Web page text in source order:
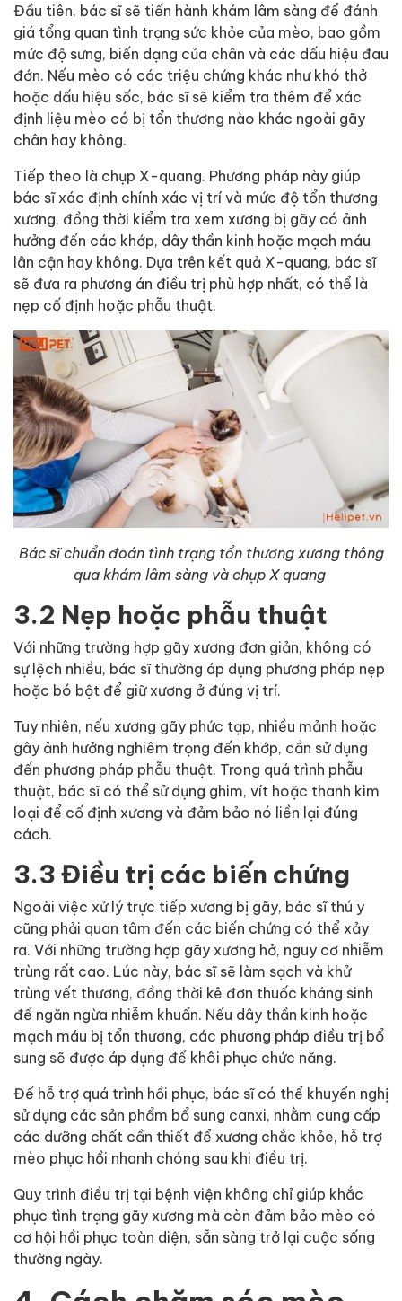
Đầu tiên, bác sĩ sẽ tiến hành khám lâm sàng để đánh
giá tổng quan tình trạng sức khỏe của mèo, bao gồm
mức độ sưng, biến dạng của chân và các dấu hiệu đau
đớn. Nếu mèo có các triệu chứng khác như khó thở
hoặc dấu hiệu sốc, bác sĩ sẽ kiểm tra thêm để xác
định liệu mèo có bị tổn thương nào khác ngoài gãy
chân hay không.
Tiếp theo là chụp X-quang. Phương pháp này giúp
bác sĩ xác định chính xác vị trí và mức độ tổn thương
xương, đồng thời kiểm tra xem xương bị gãy có ảnh
hưởng đến các khớp, dây thần kinh hoặc mạch máu
lân cận hay không. Dựa trên kết quả X-quang, bác sĩ
sẽ đưa ra phương án điều trị phù hợp nhất, có thể là
nẹp cố định hoặc phẫu thuật.
Bác sĩ chuẩn đoán tình trạng tổn thương xương thông
qua khám lâm sàng và chụp X quang
3.2 Nẹp hoặc phẫu thuật
Với những trường hợp gãy xương đơn giản, không có
sự lệch nhiều, bác sĩ thường áp dụng phương pháp nẹp
hoặc bó bột để giữ xương ở đúng vị trí.
Tuy nhiên, nếu xương gãy phức tạp, nhiều mảnh hoặc
gây ảnh hưởng nghiêm trọng đến khớp, cần sử dụng
đến phương pháp phẫu thuật. Trong quá trình phẫu
thuật, bác sĩ có thể sử dụng ghim, vít hoặc thanh kim
loại để cố định xương và đảm bảo nó liền lại đúng
cách.
3.3 Điều trị các biến chứng
Ngoài việc xử lý trực tiếp xương bị gãy, bác sĩ thú y
cũng phải quan tâm đến các biến chứng có thể xảy
ra. Với những trường hợp gãy xương hở, nguy cơ nhiễm
trùng rất cao. Lúc này, bác sĩ sẽ làm sạch và khử
trùng vết thương, đồng thời kê đơn thuốc kháng sinh
để ngăn ngừa nhiễm khuẩn. Nếu dây thần kinh hoặc
mạch máu bị tổn thương, các phương pháp điều trị bổ
sung sẽ được áp dụng để khôi phục chức năng.
Để hỗ trợ quá trình hồi phục, bác sĩ có thể khuyến nghị
sử dụng các sản phẩm bổ sung canxi, nhằm cung cấp
các dưỡng chất cần thiết để xương chắc khỏe, hỗ trợ
mèo phục hồi nhanh chóng sau khi điều trị.
Quy trình điều trị tại bệnh viện không chỉ giúp khắc
phục tình trạng gãy xương mà còn đảm bảo mèo có
cơ hội hồi phục toàn diện, sẵn sàng trở lại cuộc sống
thường ngày.